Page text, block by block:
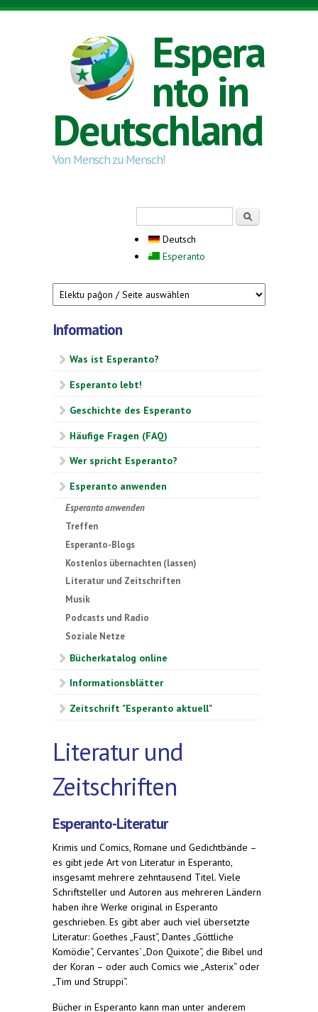
Direkt zum Inhalt
Espera
nto in
Deutschland
Von Mensch zu Mensch!
Deutsch
Esperanto
Information
Was ist Esperanto?
Esperanto lebt!
Geschichte des Esperanto
Häufige Fragen (FAQ)
Wer spricht Esperanto?
Esperanto anwenden
Esperanto anwenden
Treffen
Esperanto-Blogs
Kostenlos übernachten (lassen)
Literatur und Zeitschriften
Musik
Podcasts und Radio
Soziale Netze
Bücherkatalog online
Informationsblätter
Zeitschrift "Esperanto aktuell"
Literatur und
Zeitschriften
Esperanto-Literatur
Krimis und Comics, Romane und Gedichtbände –
es gibt jede Art von Literatur in Esperanto,
insgesamt mehrere zehntausend Titel. Viele
Schriftsteller und Autoren aus mehreren Ländern
haben ihre Werke original in Esperanto
geschrieben. Es gibt aber auch viel übersetzte
Literatur: Goethes „Faust“, Dantes „Göttliche
Komödie“, Cervantes‘ „Don Quixote“, die Bibel und
der Koran – oder auch Comics wie „Asterix“ oder
„Tim und Struppi“.
Bücher in Esperanto kann man unter anderem